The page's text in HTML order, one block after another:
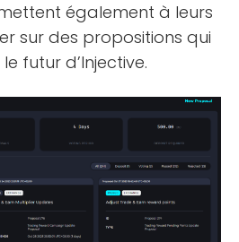
également à leurs
sur des propositions qui
futur d’Injective.